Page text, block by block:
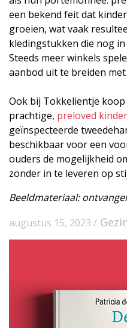
een bekend feit dat
groeien, wat vaak
kledingstukken die nog
Steeds meer winkels
aanbod uit te breiden
Ook bij Tokkelientje
prachtige, preloved
geïnspecteerde
beschikbaar voor een
ouders de mogelijkheid
zonder in te leveren op
Beeldmateriaal:
augustus 15, 2023 /